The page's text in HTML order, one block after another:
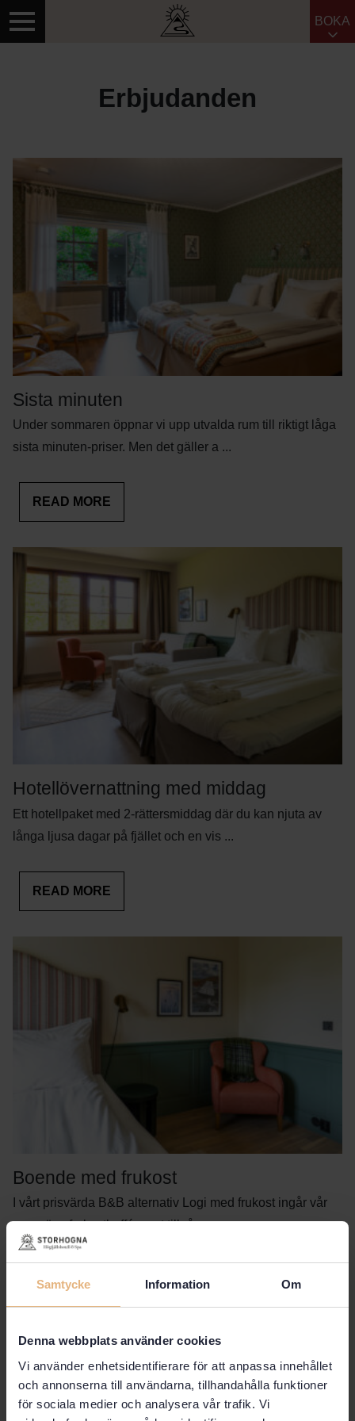
Samtycke Information Om
Denna webbplats använder cookies
Vi använder enhetsidentifierare för att anpassa innehållet
och annonserna till användarna, tillhandahålla funktioner
för sociala medier och analysera vår trafik. Vi
BOKA
Sök efter:
Erbjudanden
Sista minuten
Under sommaren öppnar vi upp utvalda rum till riktigt låga
sista minuten-priser. Men det gäller a ...
READ MORE
Hotellövernattning med middag
Ett hotellpaket med 2-rättersmiddag där du kan njuta av
långa ljusa dagar på fjället och en vis ...
READ MORE
Boende med frukost
I vårt prisvärda B&B alternativ Logi med frukost ingår vår
generösa frukostbuffé samt tillgån ...
READ MORE